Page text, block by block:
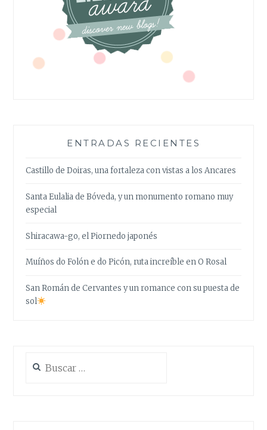
ENTRADAS RECIENTES
Castillo de Doiras, una fortaleza con vistas a los Ancares
Santa Eulalia de Bóveda, y un monumento romano muy
especial
Shiracawa-go, el Piornedo japonés
Muíños do Folón e do Picón, ruta increíble en O Rosal
San Román de Cervantes y un romance con su puesta de
sol